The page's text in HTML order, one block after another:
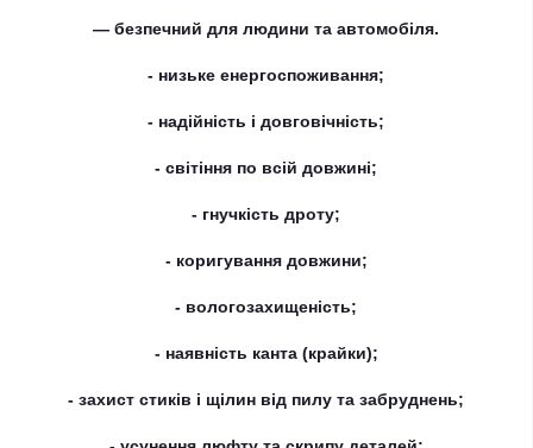
— безпечний для людини та автомобіля.
- низьке енергоспоживання;
- надійність і довговічність;
- світіння по всій довжині;
- гнучкість дроту;
- коригування довжини;
- вологозахищеність;
- наявність канта (крайки);
- захист стиків і щілин від пилу та забруднень;